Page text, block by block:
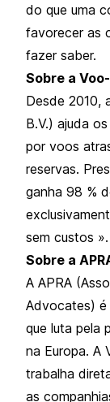
do que uma
favorecer as
fazer saber.
Sobre a
Desde 2010,
B.V.) ajuda
por voos
reservas.
ganha 98 %
sem custos ».
Sobre a
A APRA
Advocates) é
que luta pela
na Europa. A
trabalha
as